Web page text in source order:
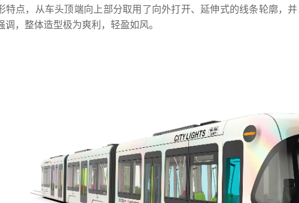
特点，从车头顶端向上部分取用了向外打开、延伸式的线条轮廓，
调，整体造型极为爽利，轻盈如风。